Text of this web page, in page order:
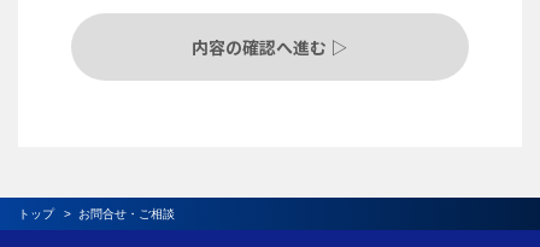
トップ お問合せ・ご相談